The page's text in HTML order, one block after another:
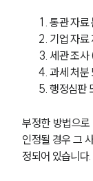
통관 자료
기업 자료
세관 조사
과세 처분
행정심판
부정한 방법으
인정될 경우 그
정되어 있습니다.